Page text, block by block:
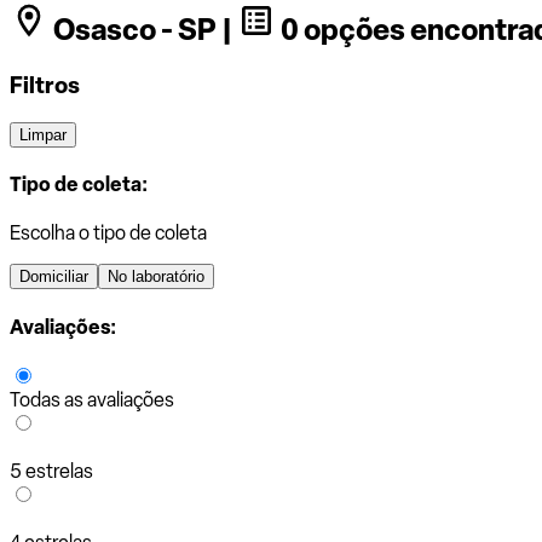
Osasco - SP | 0 opções
Filtros
Limpar
Tipo de coleta:
Escolha o tipo de coleta
Domiciliar No laboratório
Avaliações:
Todas as avaliações
5 estrelas